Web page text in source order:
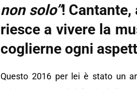
non solo”!
riesce a vivere la
coglierne ogni
Questo 2016 per lei è stato un